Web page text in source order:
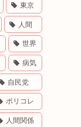
東京
人間
世界
病気
自民党
ポリコレ
人間関係